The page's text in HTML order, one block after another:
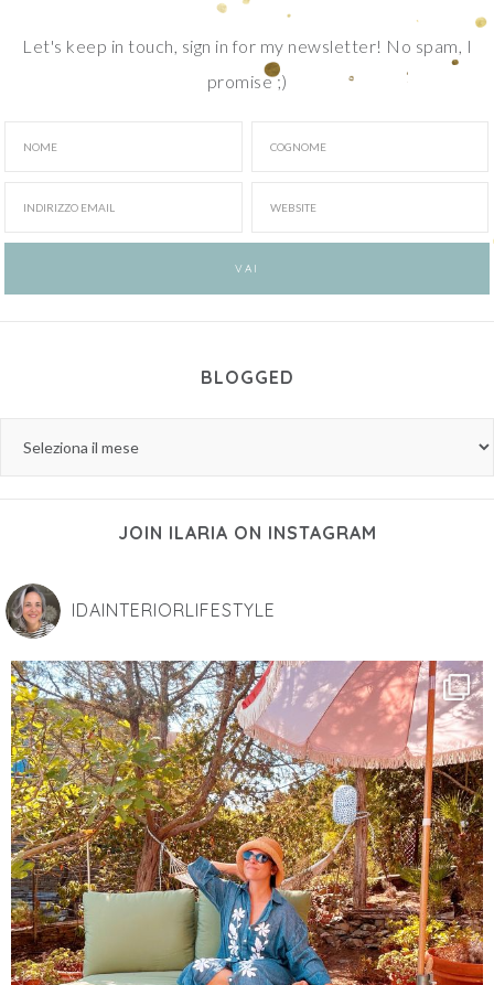
Let's keep in touch, sign in for my newsletter! No spam, I
promise ;)
BLOGGED
JOIN ILARIA ON INSTAGRAM
IDAINTERIORLIFESTYLE